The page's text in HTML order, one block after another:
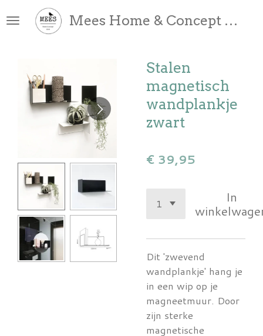
direct
hoofdinhoud
Mees Home & Concept Store
Stalen
magnetisch
wandplankje
zwart
€ 39,95
In
Dit 'zwevend
wandplankje' hang je
in een wip op je
magneetmuur. Door
zijn sterke
magnetische